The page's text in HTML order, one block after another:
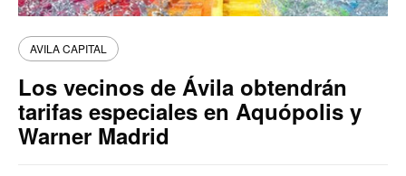
AVILA CAPITAL
Los vecinos de Ávila obtendrán
tarifas especiales en Aquópolis y
Warner Madrid